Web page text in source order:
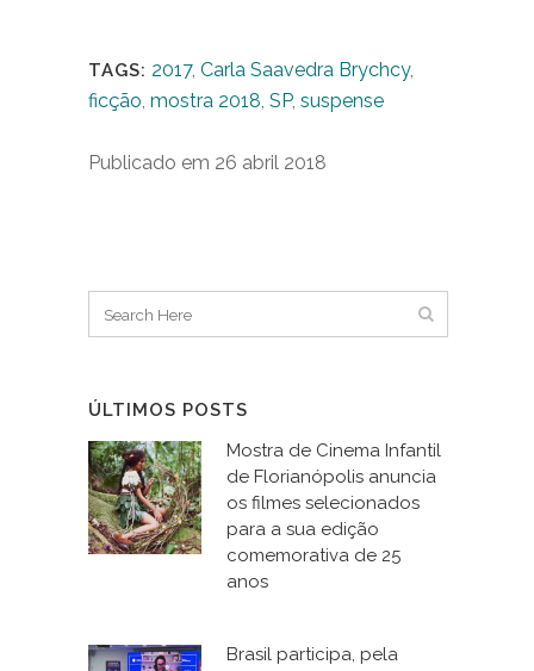
TAGS: 2017, Carla Saavedra Brychcy,
ficção, mostra 2018, SP, suspense
Publicado em 26 abril 2018
ÚLTIMOS POSTS
Mostra de Cinema Infantil
de Florianópolis anuncia
os filmes selecionados
para a sua edição
comemorativa de 25
anos
Brasil participa, pela